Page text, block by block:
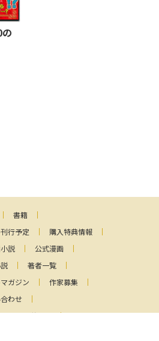
書籍
行予定
購入特典情報
説
公式漫画
著者一覧
ガジン
作家募集
わせ
ターの送り先